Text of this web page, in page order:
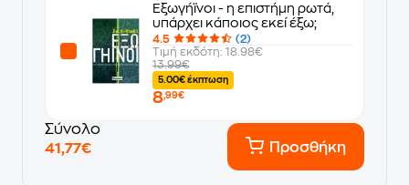
Εξωγήϊνοι - η επιστήμη ρωτά,
υπάρχει κάποιος εκεί έξω;
4.5
(2)
Τιμή εκδότη: 18.98€
13.99€
5.00€ έκπτωση
8,99€
Σύνολο
41,77€
Προσθήκη